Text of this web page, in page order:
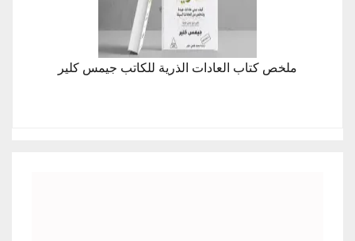
ملخص كتاب العادات الذرية للكاتب جيمس كلير